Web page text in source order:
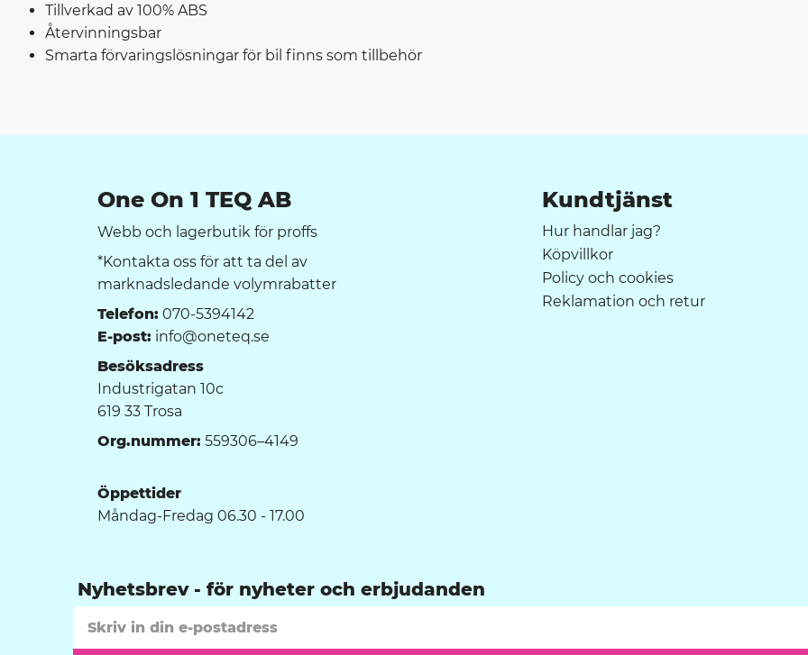
Tillverkad av 100% ABS
Återvinningsbar
Smarta förvaringslösningar för bil finns som tillbehör
One On 1 TEQ AB
Webb och lagerbutik för proffs
*Kontakta oss för att ta del av
marknadsledande volymrabatter
Telefon: 070-5394142
E-post: info@oneteq.se
Besöksadress
Industrigatan 10c
619 33 Trosa
Org.nummer: 559306–4149
Öppettider
Måndag-Fredag 06.30 - 17.00
Kundtjänst
Hur handlar jag?
Köpvillkor
Policy och cookies
Reklamation och retur
Nyhetsbrev